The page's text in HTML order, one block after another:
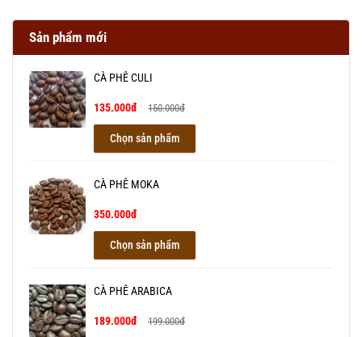
Sản phẩm mới
CÀ PHÊ CULI
135.000đ 150.000đ
Chọn sản phẩm
CÀ PHÊ MOKA
350.000đ
Chọn sản phẩm
CÀ PHÊ ARABICA
189.000đ 199.000đ